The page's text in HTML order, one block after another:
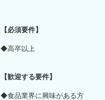
【必須要件】
◆高卒以上
【歓迎する要件】
◆食品業界に興味がある方